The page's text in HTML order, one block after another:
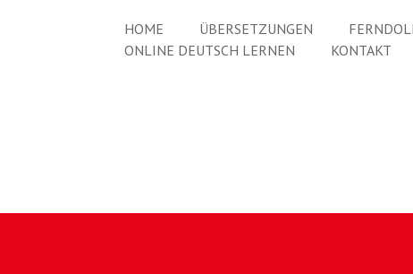
HOME ÜBERSETZUNGEN
ONLINE DEUTSCH LERNEN
KONTAKT